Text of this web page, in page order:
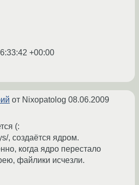
+00:00
от Nixopatolog 08.06.2009
(:
, создаётся ядром.
когда ядро перестало
файлики исчезли.